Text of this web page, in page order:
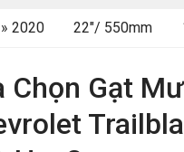
2020 22″/ 550mm
Chọn Gạt